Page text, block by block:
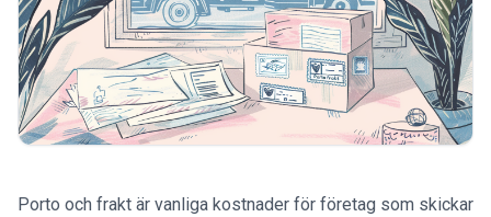
Porto och frakt är vanliga kostnader för företag som skickar